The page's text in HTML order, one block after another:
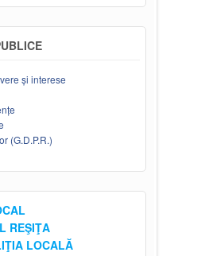
și interese
(G.D.P.R.)
REŞIŢA
LOCALĂ